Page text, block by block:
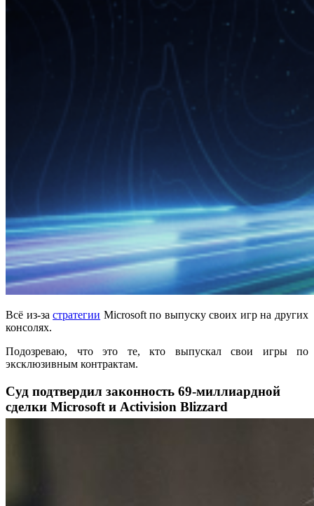
Всё из-застратегии Microsoft по выпуску своих игр на других
консолях.
Подозреваю, что это те, кто выпускал свои игры по
эксклюзивным контрактам.
Суд подтвердил законность 69-миллиардной
сделки Microsoft и Activision Blizzard